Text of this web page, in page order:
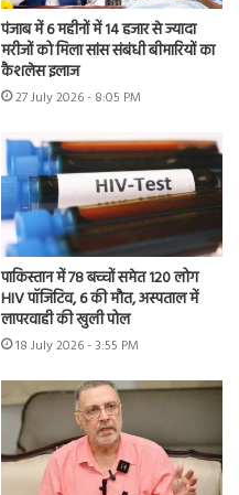
पंजाब में 6 महीनों में 14 हजार से ज्यादा
मरीजों को मिला सांस संबंधी बीमारियों का
कैशलेस इलाज
27 July 2026 - 8:05 PM
पाकिस्तान में 78 बच्चों समेत 120 लोग
HIV पॉजिटिव, 6 की मौत, अस्पताल में
लापरवाही की खुली पोल
18 July 2026 - 3:55 PM